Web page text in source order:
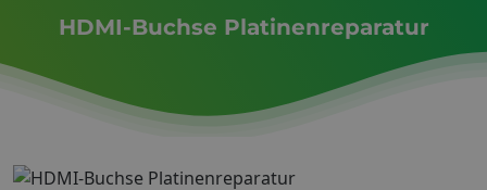
HDMI-Buchse Platinenreparatur